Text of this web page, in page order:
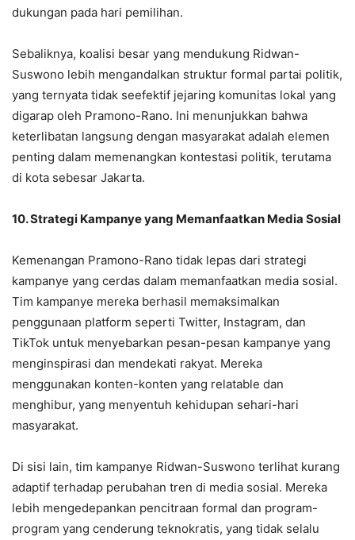
dukungan pada hari pemilihan.
Sebaliknya, koalisi besar yang mendukung Ridwan-
Suswono lebih mengandalkan struktur formal partai politik,
yang ternyata tidak seefektif jejaring komunitas lokal yang
digarap oleh Pramono-Rano. Ini menunjukkan bahwa
keterlibatan langsung dengan masyarakat adalah elemen
penting dalam memenangkan kontestasi politik, terutama
di kota sebesar Jakarta.
10. Strategi Kampanye yang Memanfaatkan Media Sosial
Kemenangan Pramono-Rano tidak lepas dari strategi
kampanye yang cerdas dalam memanfaatkan media sosial.
Tim kampanye mereka berhasil memaksimalkan
penggunaan platform seperti Twitter, Instagram, dan
TikTok untuk menyebarkan pesan-pesan kampanye yang
menginspirasi dan mendekati rakyat. Mereka
menggunakan konten-konten yang relatable dan
menghibur, yang menyentuh kehidupan sehari-hari
masyarakat.
Di sisi lain, tim kampanye Ridwan-Suswono terlihat kurang
adaptif terhadap perubahan tren di media sosial. Mereka
lebih mengedepankan pencitraan formal dan program-
program yang cenderung teknokratis, yang tidak selalu